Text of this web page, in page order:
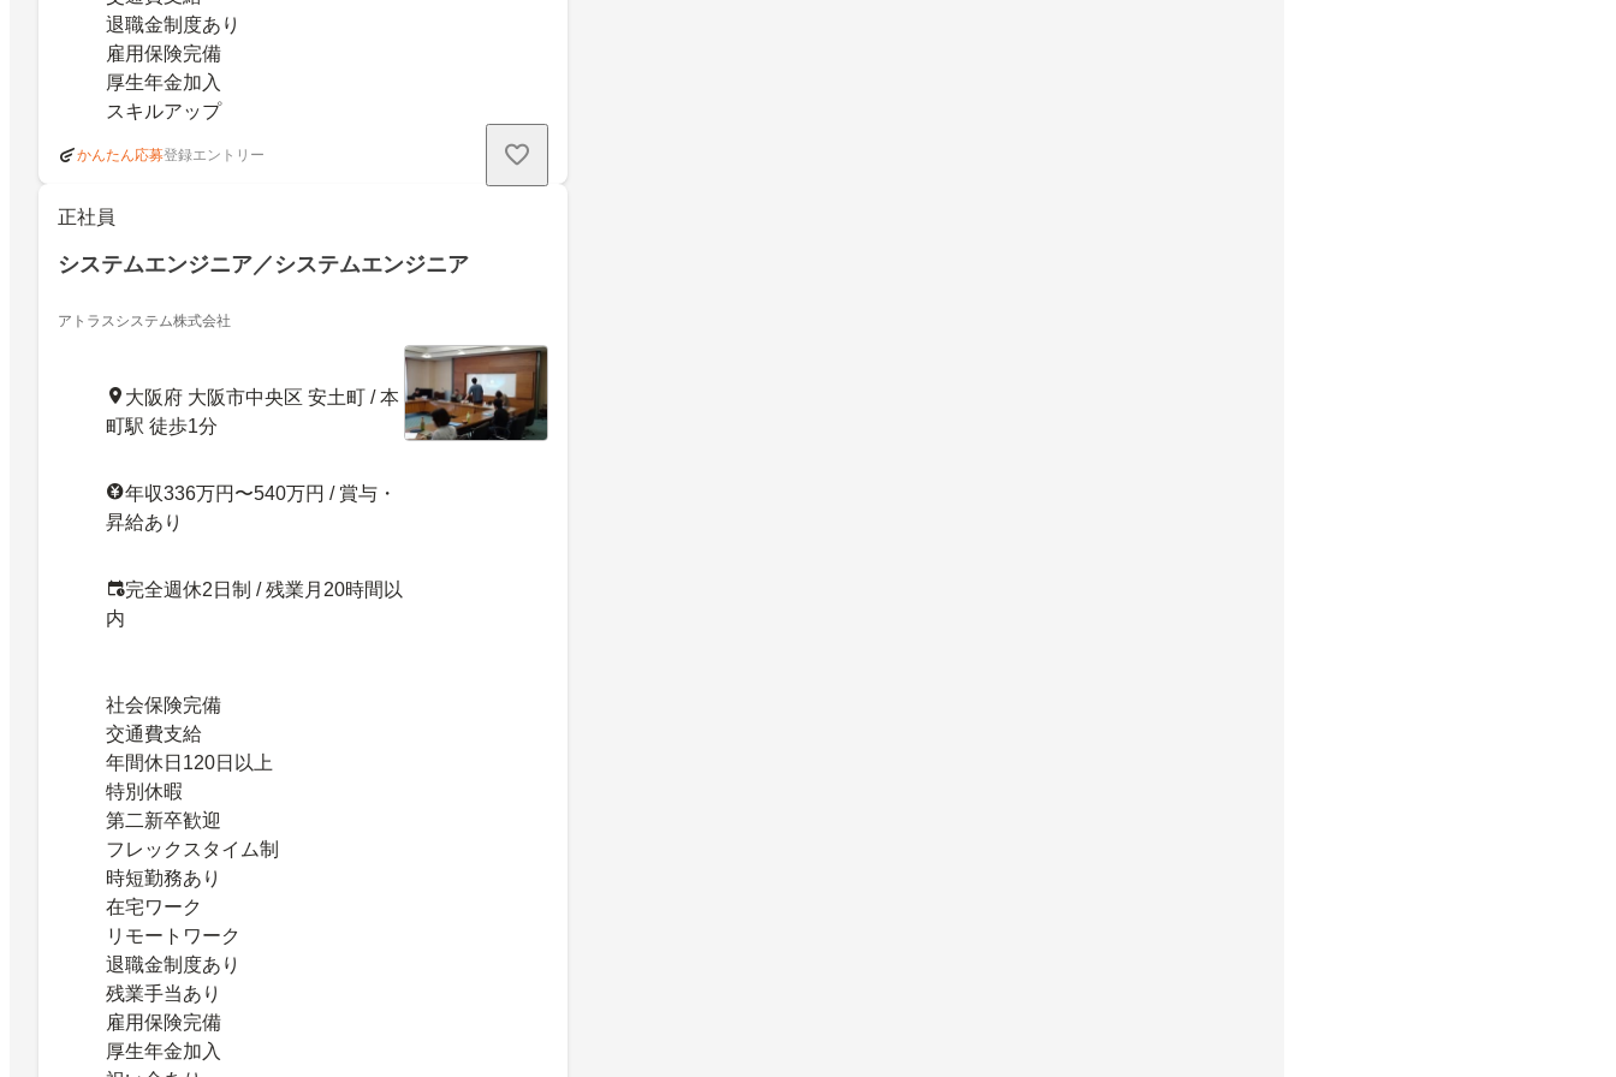
退職金制度あり
雇用保険完備
厚生年金加入
スキルアップ
かんたん応募登録エントリー
正社員
システムエンジニア／システムエンジニア
アトラスシステム株式会社
大阪府 大阪市中央区 安土町 / 本
町駅 徒歩1分
年収336万円〜540万円 / 賞与・
昇給あり
完全週休2日制 / 残業月20時間以
内
社会保険完備
交通費支給
年間休日120日以上
特別休暇
第二新卒歓迎
フレックスタイム制
時短勤務あり
在宅ワーク
リモートワーク
退職金制度あり
残業手当あり
雇用保険完備
厚生年金加入